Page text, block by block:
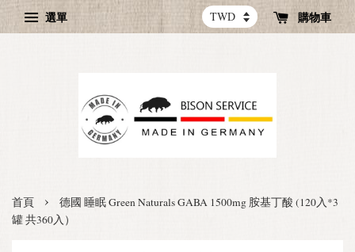
選單 購物車
首頁 ›
德國 睡眠 Green Naturals GABA 1500mg 胺基丁酸 (120入*3
罐 共360入）